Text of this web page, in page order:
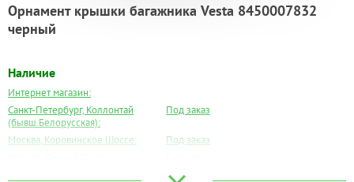
Орнамент крышки багажника Vesta 8450007832
черный
Наличие
Интернет магазин:
Санкт-Петербург, Коллонтай
(бывш.Белорусская):
Под заказ
Москва, Коровинское Шоссе:
Под заказ
Под заказ